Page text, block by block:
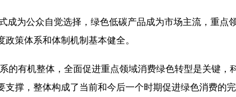
为公众自觉选择，绿色低碳产品成为市场主流，重点
策体系和体制机制基本健全。
有机整体，全面促进重点领域消费绿色转型是关键，
撑，整体构成了当前和今后一个时期促进绿色消费的